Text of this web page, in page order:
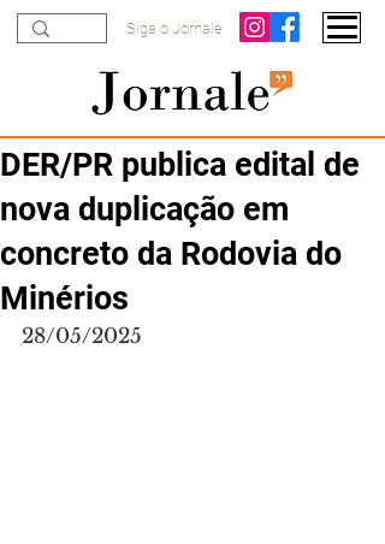
Siga o Jornale
DER/PR publica edital de
nova duplicação em
concreto da Rodovia do
Minérios
28/05/2025